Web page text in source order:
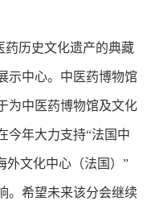
历史文化遗产的典藏
示中心。中医药博物馆
为中医药博物馆及文化
今年大力支持“法国中
外文化中心（法国）”
。希望未来该分会继续